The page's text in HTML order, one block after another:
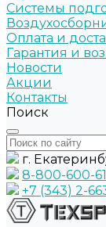
Системы
Оплата и
Гарантия и
Новости
Акции
Контакты
Поиск
г.
8-800-600-
+7 (343) 2-